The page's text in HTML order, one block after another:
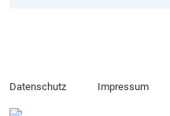
Datenschutz Impressum